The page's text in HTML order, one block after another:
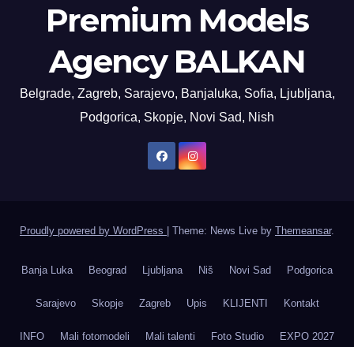
Premium Models
Agency BALKAN
Belgrade, Zagreb, Sarajevo, Banjaluka, Sofia, Ljubljana,
Podgorica, Skopje, Novi Sad, Nish
Proudly powered by WordPress Theme: News Live by Themeansar.
Banja Luka Beograd Ljubljana Niš Novi Sad Podgorica
Sarajevo Skopje Zagreb Upis KLIJENTI Kontakt
INFO Mali fotomodeli Mali talenti Foto Studio EXPO 2027